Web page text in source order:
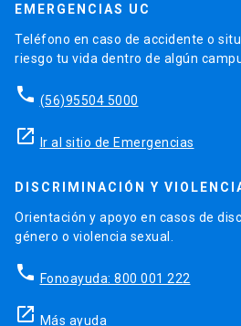
EMERGENCIAS UC
Teléfono en caso de accidente o
riesgo tu vida dentro de algún
phone (56)95504 5000
launch Ir al sitio de Emergencias
DISCRIMINACIÓN Y
Orientación y apoyo en casos de
género o violencia sexual.
phone Fonoayuda: 800 001 222
launch Más ayuda